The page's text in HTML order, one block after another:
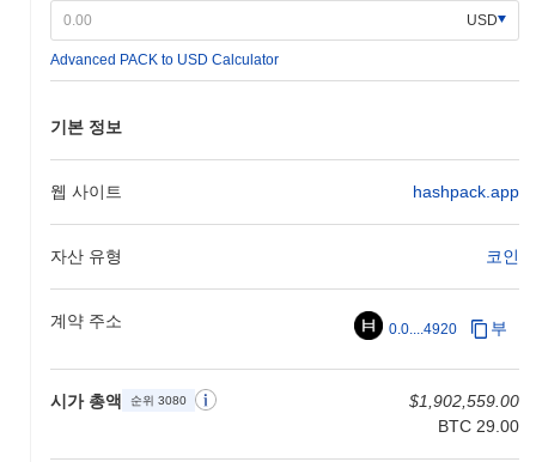
USD
Advanced PACK to USD Calculator
기본 정보
웹 사이트 hashpack.app
자산 유형 코인
계약 주소 0.0....4920 부
시가 총액 순위 3080
$1,902,559.00
BTC 29.00
니다.
HashPack의 차별점은 무엇인가요?
차별화되며, 높은 처리량과 낮은 지연 시간을 활용합니다. 이 아키
텍처는 빠르고 안전한 거래를 가능하게 하여 분산 애플리케이션 및
서비스에 특히 적합합니다. HashPack은 다양한 기능을 지원하는
사용자 친화적인 지갑 인터페이스를 제공하며, 토큰 관리, NFT 지
촉진하는 SDK 및 API와 같은 강력한 개발자 도구 세트를 제공합
니다. 개발자 경험에 대한 이러한 강조는 상호 운용성을 향상시키
고 혁신을 장려합니다. 또한, HashPack의 거버넌스 모델은 커뮤니
티 참여를 촉진하여 사용자가 플랫폼의 개발 및 미래 방향에 대한
향상시켰습니다. 이러한 협력은 금융에서 게임에 이르기까지 다양
한 사용 사례를 지원하는 활기찬 생태계에 기여하여 HashPack의